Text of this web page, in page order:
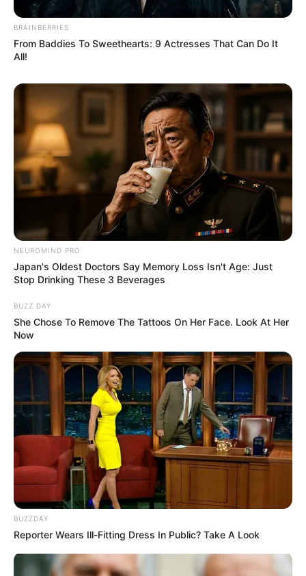
Remember Hensel Twins? Take A Deep Breath Before
You See Them Now
Man Teaches Lesson To Seat-Kicking Kid And Mom –
Watch!
This Trick Will Give You An Erection At Any Age
MEDVI
BRAINBERRIES
From Baddies To Sweethearts: 9 Actresses That Can Do It
All!
NEUROMIND PRO
Japan's Oldest Doctors Say Memory Loss Isn't Age: Just
Stop Drinking These 3 Beverages
BUZZ DAY
She Chose To Remove The Tattoos On Her Face. Look At Her
Now
BUZZDAY
Reporter Wears Ill-Fitting Dress In Public? Take A Look